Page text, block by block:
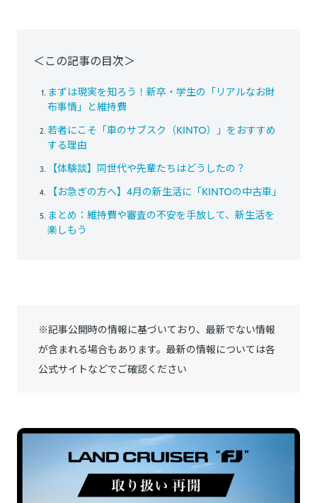
＜この記事の目次＞
まずは現実を知ろう！新卒・学生の「リアルなお財
布事情」と維持費
若者にこそ「車のサブスク（KINTO）」をおすすめ
する理由
【体験談】同世代や先輩たちはどうしたの？
【お急ぎの方へ】4月の新生活に「KINTOの中古車」
まとめ：維持費や審査の不安を手放して、新生活を
楽しもう
※記事公開時の情報に基づいており、最新でない情報
が含まれる場合もあります。最新の情報については各
公式サイトなどでご確認ください